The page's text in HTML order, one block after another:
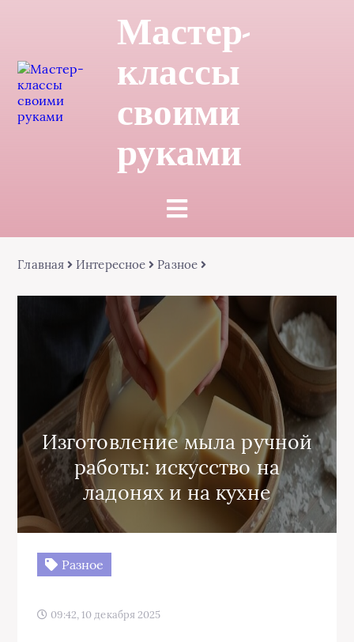
Мастер-
классы
своими
руками
Главная Интересное Разное
Изготовление мыла ручной
работы: искусство на
ладонях и на кухне
Разное
09:42, 10 декабря 2025